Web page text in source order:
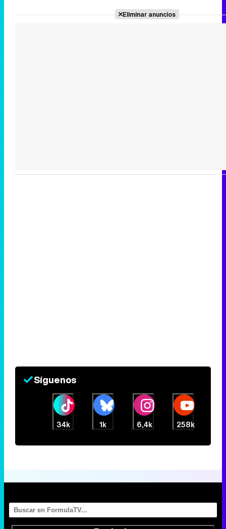
Eliminar anuncios
Síguenos
34k 1k 6,4k 258k